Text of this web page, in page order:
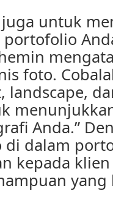
untuk
foto.
Anda.”
di dalam
kepada
yang